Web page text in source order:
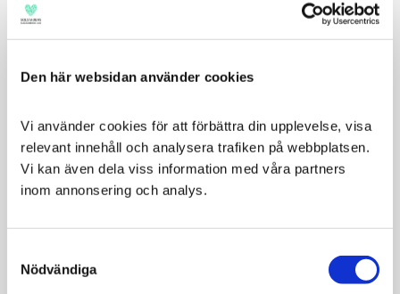
Den här websidan använder cookies
Vi använder cookies för att förbättra din upplevelse, visa
relevant innehåll och analysera trafiken på webbplatsen.
Vi kan även dela viss information med våra partners
inom annonsering och analys.
Selection
Nödvändiga
Ytterligare information:
Hill's PRESCRIPTION DIET Gastrointestinal Biome
nutrition din vuxna hund behöver. Vänligen konsultera
PRESCRIPTION DIET foder kan hjälpa din hund att
fortsätta njuta av ett lyckligt och aktivt liv.
100%
´s är säkra på att din